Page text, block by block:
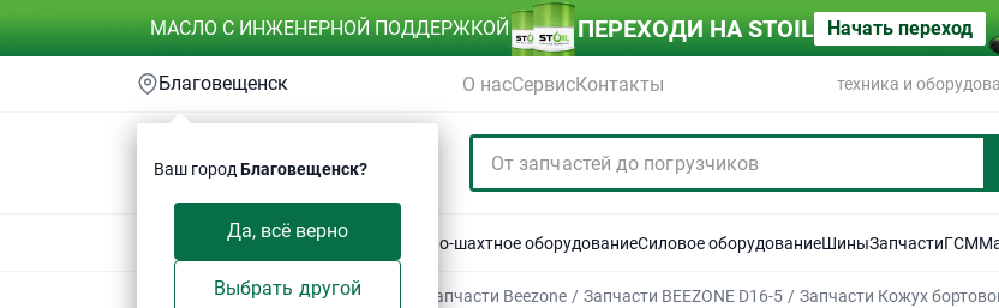
МАСЛО С ИНЖЕНЕРНОЙ ПОДДЕРЖКОЙ ПЕРЕХОДИ НА STOIL Начать переход
Благовещенск
Ваш город Благовещенск?
Да, всё верно
Выбрать другой
О насСервисКонтакты техника и
СпецтехникаАвтотехника Горно-шахтное оборудованиеСиловое оборудованиеШиныЗапчастиГСМ
Техсервис / Электронный каталог Запчасти Beezone / Запчасти BEEZONE D16-5 / Запчасти Кожух